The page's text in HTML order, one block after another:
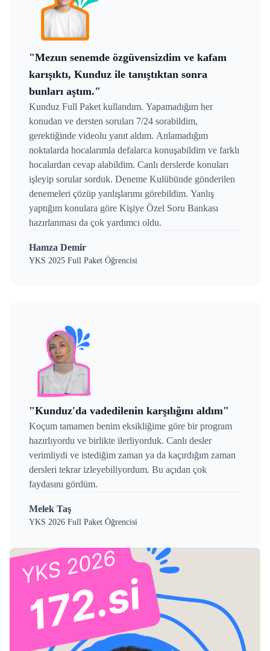
"Mezun senemde özgüvensizdim ve kafam
karışıktı, Kunduz ile tanıştıktan sonra
bunları aştım."
Kunduz Full Paket kullandım. Yapamadığım her
konudan ve dersten soruları 7/24 sorabildim,
gerektiğinde videolu yanıt aldım. Anlamadığım
noktalarda hocalarımla defalarca konuşabildim ve farklı
hocalardan cevap alabildim. Canlı derslerde konuları
işleyip sorular sorduk. Deneme Kulübünde gönderilen
denemeleri çözüp yanlışlarımı görebildim. Yanlış
yaptığım konulara göre Kişiye Özel Soru Bankası
hazırlanması da çok yardımcı oldu.
Hamza Demir
YKS 2025 Full Paket Öğrencisi
"Kunduz'da vadedilenin karşılığını aldım"
Koçum tamamen benim eksikliğime göre bir program
hazırlıyordu ve birlikte ilerliyorduk. Canlı desler
verimliydi ve istediğim zaman ya da kaçırdığım zaman
dersleri tekrar izleyebiliyordum. Bu açıdan çok
faydasını gördüm.
Melek Taş
YKS 2026 Full Paket Öğrencisi